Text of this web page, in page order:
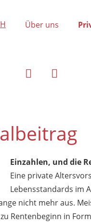
Über uns
Einzahlen, und die
Eine private
Lebensstandards im
nicht mehr aus.
Rentenbeginn in